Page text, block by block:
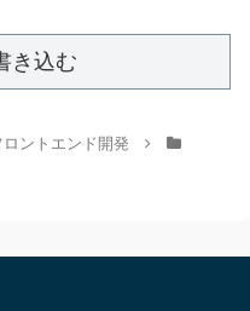
き込む
ロントエンド開発